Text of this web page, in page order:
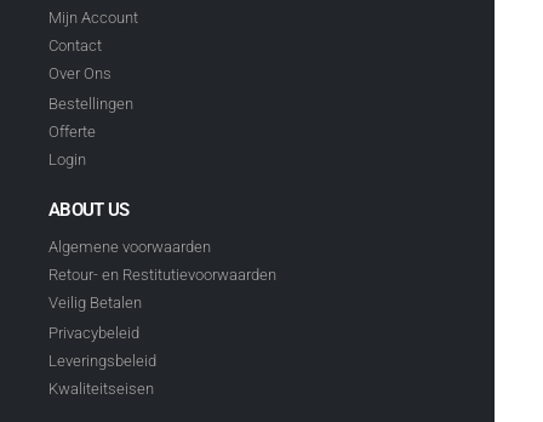
Mijn Account
Contact
Over Ons
Bestellingen
Offerte
Login
ABOUT US
Algemene voorwaarden
Retour- en Restitutievoorwaarden
Veilig Betalen
Privacybeleid
Leveringsbeleid
Kwaliteitseisen